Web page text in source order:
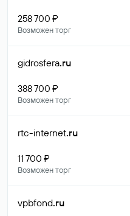
258 700 ₽
Возможен торг
gidrosfera.ru
388 700 ₽
Возможен торг
rtc-internet.ru
11 700 ₽
Возможен торг
vpbfond.ru